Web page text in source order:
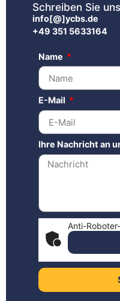
Schreiben Sie
info[@]ycbs.de
+49 351 5633164
Name
E-Mail
Ihre Nachricht an
Anti-